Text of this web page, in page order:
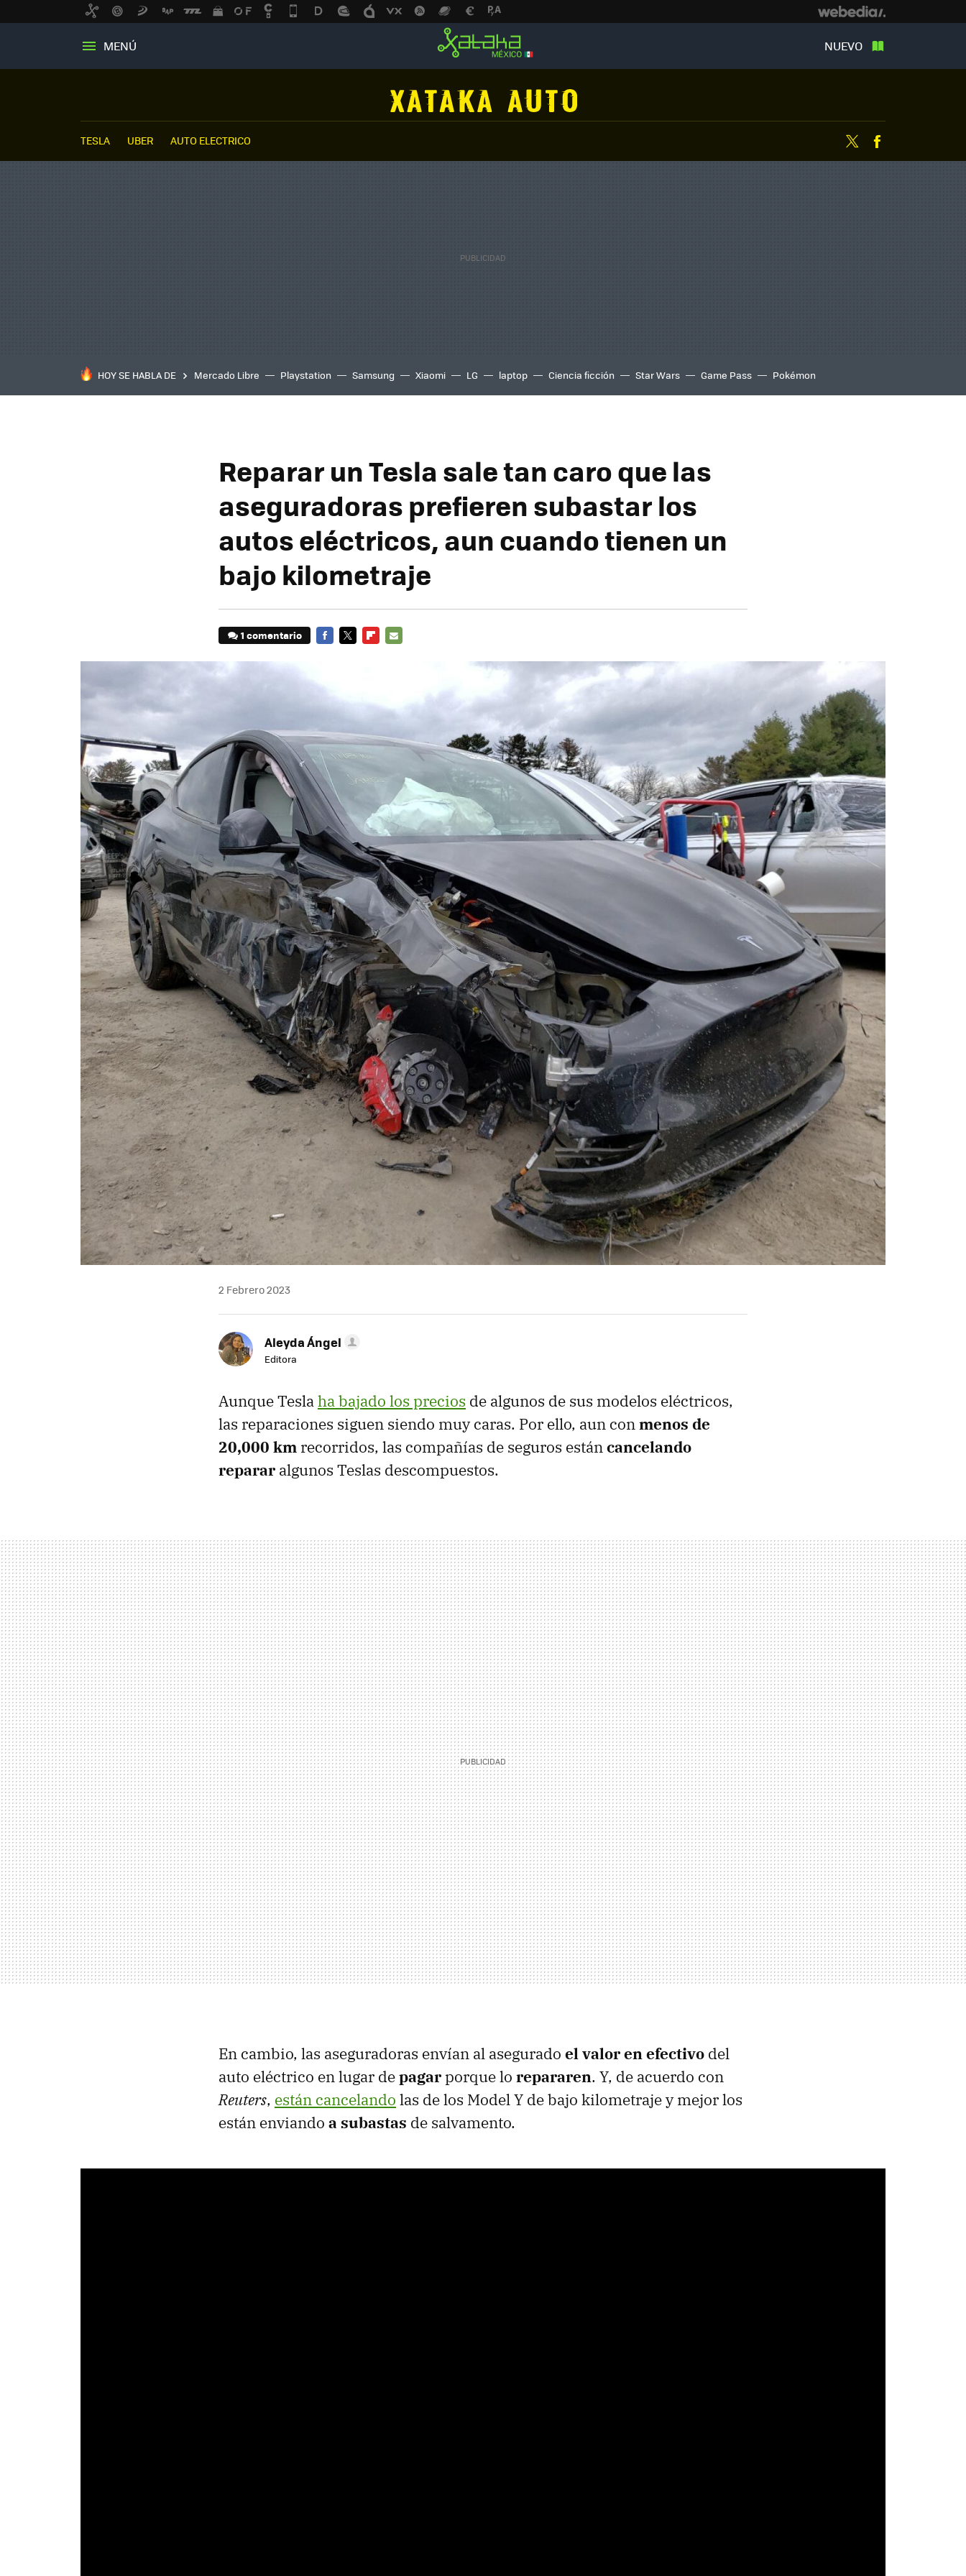
MENÚ NUEVO
TESLA UBER AUTO ELECTRICO Twitter
HOY SE HABLA DE Mercado Libre Playstation Samsung Xiaomi LG laptop Ciencia ficción Star Wars Game Pass Pokémon
Reparar un Tesla sale tan caro que las
aseguradoras prefieren subastar los
autos eléctricos, aun cuando tienen un
bajo kilometraje
1 comentario
2 Febrero 2023
Aleyda Ángel
Editora
Aunque Teslaha bajado los precios de algunos de sus modelos eléctricos,
las reparaciones siguen siendo muy caras. Por ello, aun conmenos de
20,000 km recorridos, las compañías de seguros estáncancelando
reparar algunos Teslas descompuestos.
En cambio, las aseguradoras envían al asegurado el valor en efectivo del
auto eléctrico en lugar depagarporque lo repararen. Y, de acuerdo con
Reuters, están cancelando las de los Model Y de bajo kilometraje y mejor los
están enviando a subastas de salvamento.